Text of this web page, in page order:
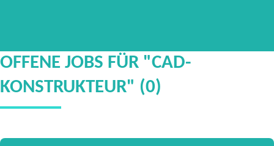
OFFENE JOBS FÜR "CAD-
KONSTRUKTEUR" (0)